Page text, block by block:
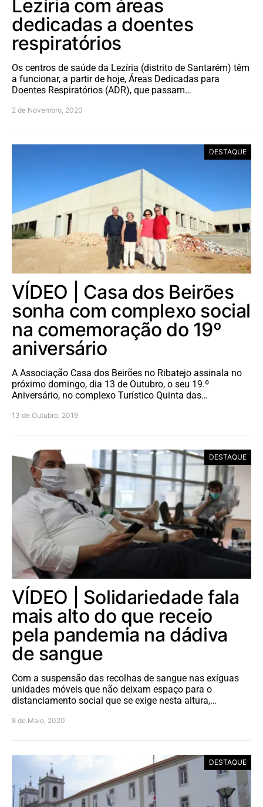
Lezíria com áreas
dedicadas a doentes
respiratórios
Os centros de saúde da Lezíria (distrito de Santarém) têm
a funcionar, a partir de hoje, Áreas Dedicadas para
Doentes Respiratórios (ADR), que passam…
2 de Novembro, 2020
DESTAQUE
VÍDEO | Casa dos Beirões
sonha com complexo social
na comemoração do 19º
aniversário
A Associação Casa dos Beirões no Ribatejo assinala no
próximo domingo, dia 13 de Outubro, o seu 19.º
Aniversário, no complexo Turístico Quinta das…
13 de Outubro, 2019
DESTAQUE
VÍDEO | Solidariedade fala
mais alto do que receio
pela pandemia na dádiva
de sangue
Com a suspensão das recolhas de sangue nas exíguas
unidades móveis que não deixam espaço para o
distanciamento social que se exige nesta altura,…
8 de Maio, 2020
DESTAQUE